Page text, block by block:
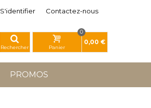
Contactez-nous
S'identifier
Rechercher Panier
0
0,00 €
PROMOS